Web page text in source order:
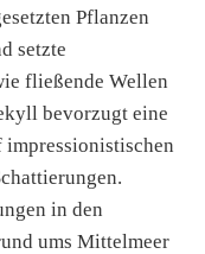
Pflanzen
setzte
fließende Wellen
bevorzugt eine
in den
ums Mittelmeer